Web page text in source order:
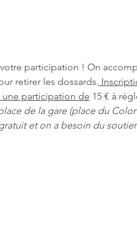
participation ! On
retirer les dossards.
une participation de 15 € à
de la gare (place du
et on a besoin du